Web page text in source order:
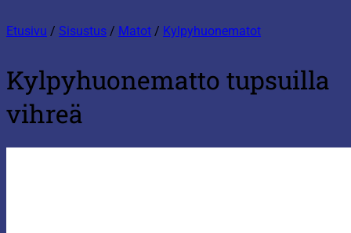
Etusivu / Sisustus / Matot / Kylpyhuonematot
Kylpyhuonematto tupsuilla
vihreä